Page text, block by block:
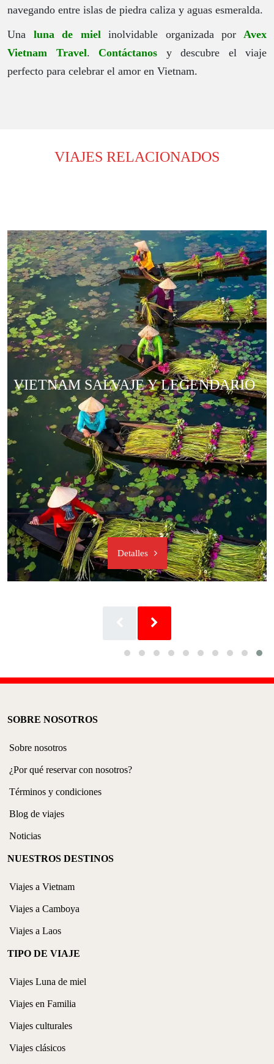
navegando entre islas de piedra caliza y aguas esmeralda.
Una luna de miel inolvidable organizada por
Avex
Vietnam Travel. Contáctanos y descubre el viaje
perfecto para celebrar el amor en Vietnam.
VIAJES RELACIONADOS
VIETNAM SALVAJE Y LEGENDARIO
Detalles
SOBRE NOSOTROS
Sobre nosotros
¿Por qué reservar con nosotros?
Términos y condiciones
Blog de viajes
Noticias
NUESTROS DESTINOS
Viajes a Vietnam
Viajes a Camboya
Viajes a Laos
TIPO DE VIAJE
Viajes Luna de miel
Viajes en Familia
Viajes culturales
Viajes clásicos